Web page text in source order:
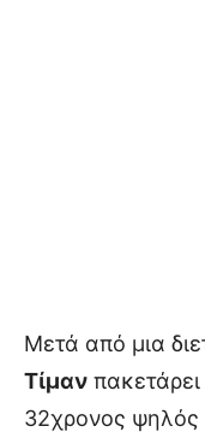
Μετά από μια
Τίμαν
32χρονος ψηλός